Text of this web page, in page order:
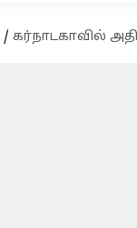
/ கர்நாடகாவில்